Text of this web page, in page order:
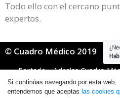
Todo ello con el cercano
expertos.
© Cuadro Médico 2019
Portada»Adeslas Cuadro
Mugeju»adeslas
Política de
Si continúas navegando por esta web,
entendemos que aceptas las cookies